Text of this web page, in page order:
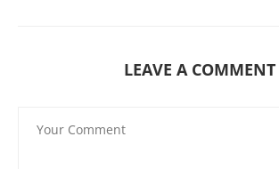
LEAVE A COMMENT